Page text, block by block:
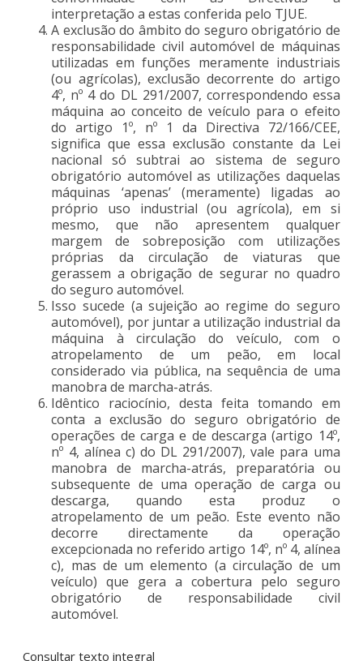
interpretação a estas conferida pelo TJUE.
A exclusão do âmbito do seguro obrigatório de
responsabilidade civil automóvel de máquinas
utilizadas em funções meramente industriais
(ou agrícolas), exclusão decorrente do artigo
4º, nº 4 do DL 291/2007, correspondendo essa
máquina ao conceito de veículo para o efeito
do artigo 1º, nº 1 da Directiva 72/166/CEE,
significa que essa exclusão constante da Lei
nacional só subtrai ao sistema de seguro
obrigatório automóvel as utilizações daquelas
máquinas ‘apenas’ (meramente) ligadas ao
próprio uso industrial (ou agrícola), em si
mesmo, que não apresentem qualquer
margem de sobreposição com utilizações
próprias da circulação de viaturas que
gerassem a obrigação de segurar no quadro
do seguro automóvel.
Isso sucede (a sujeição ao regime do seguro
automóvel), por juntar a utilização industrial da
máquina à circulação do veículo, com o
atropelamento de um peão, em local
considerado via pública, na sequência de uma
manobra de marcha-atrás.
Idêntico raciocínio, desta feita tomando em
conta a exclusão do seguro obrigatório de
operações de carga e de descarga (artigo 14º,
nº 4, alínea c) do DL 291/2007), vale para uma
manobra de marcha-atrás, preparatória ou
subsequente de uma operação de carga ou
descarga, quando esta produz o
atropelamento de um peão. Este evento não
decorre directamente da operação
excepcionada no referido artigo 14º, nº 4, alínea
c), mas de um elemento (a circulação de um
veículo) que gera a cobertura pelo seguro
obrigatório de responsabilidade civil
automóvel.
Consultar texto integral